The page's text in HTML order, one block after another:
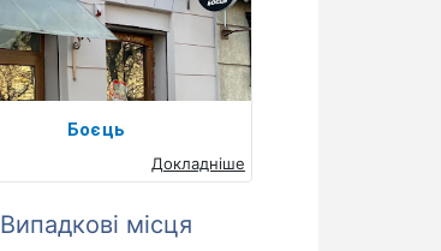
Боєць
Докладніше
Випадкові місця